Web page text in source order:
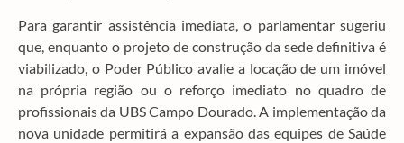
Para garantir assistência imediata, o parlamentar sugeriu
que, enquanto o projeto de construção da sede definitiva é
viabilizado, o Poder Público avalie a locação de um imóvel
na própria região ou o reforço imediato no quadro de
profissionais da UBS Campo Dourado. A implementação da
nova unidade permitirá a expansão das equipes de Saúde